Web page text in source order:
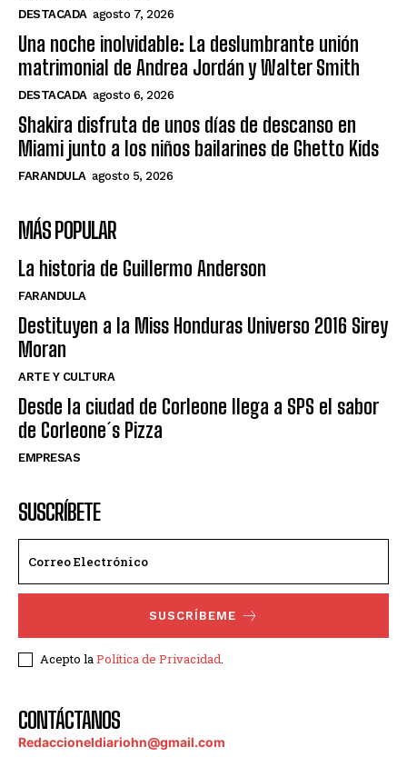
DESTACADA agosto 7, 2026
Una noche inolvidable: La deslumbrante unión
matrimonial de Andrea Jordán y Walter Smith
DESTACADA agosto 6, 2026
Shakira disfruta de unos días de descanso en
Miami junto a los niños bailarines de Ghetto Kids
FARANDULA agosto 5, 2026
MÁS POPULAR
La historia de Guillermo Anderson
FARANDULA
Destituyen a la Miss Honduras Universo 2016 Sirey
Moran
ARTE Y CULTURA
Desde la ciudad de Corleone llega a SPS el sabor
de Corleone´s Pizza
EMPRESAS
SUSCRÍBETE
SUSCRÍBEME
Acepto laPolítica de Privacidad.
CONTÁCTANOS
Redaccioneldiariohn@gmail.com